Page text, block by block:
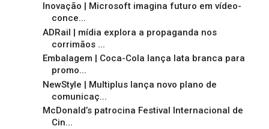
Inovação | Microsoft imagina futuro em vídeo-
conce...
ADRail | mídia explora a propaganda nos
corrimãos ...
Embalagem | Coca-Cola lança lata branca para
promo...
NewStyle | Multiplus lança novo plano de
comunicaç...
McDonald’s patrocina Festival Internacional de
Cin...